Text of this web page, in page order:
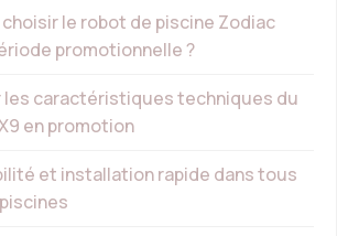
le robot de piscine Zodiac
promotionnelle ?
les caractéristiques techniques du
en promotion
et installation rapide dans tous